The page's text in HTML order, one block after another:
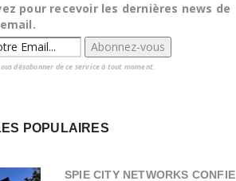
pour recevoir les dernières news de
désabonner de ce service à tout moment.
POPULAIRES
SPIE CITY NETWORKS CONFIE